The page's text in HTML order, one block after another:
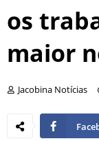
os
maior
Jacobina Notícias